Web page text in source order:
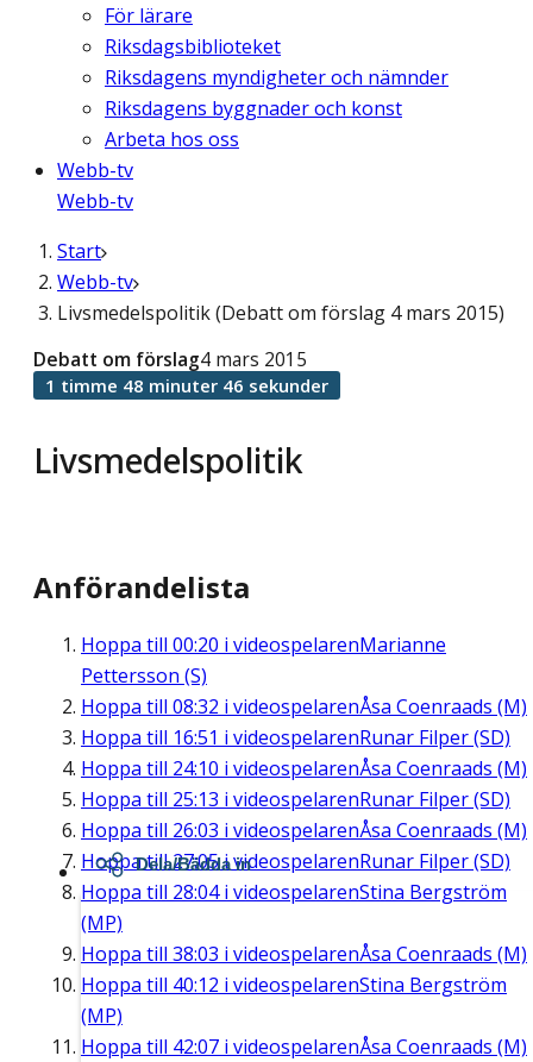
För lärare
Riksdagsbiblioteket
Riksdagens myndigheter och nämnder
Riksdagens byggnader och konst
Arbeta hos oss
Webb-tv
Webb-tv
Start
Webb-tv
Livsmedelspolitik (Debatt om förslag 4 mars 2015)
Livsmedelspolitik
Debatt om förslag4 mars 2015
1 timme 48 minuter 46 sekunder
Anförandelista
Hoppa till 00:20 i videospelarenMarianne
Pettersson (S)
Hoppa till 08:32 i videospelarenÅsa Coenraads (M)
Hoppa till 16:51 i videospelarenRunar Filper (SD)
Hoppa till 24:10 i videospelarenÅsa Coenraads (M)
Hoppa till 25:13 i videospelarenRunar Filper (SD)
Hoppa till 26:03 i videospelarenÅsa Coenraads (M)
Hoppa till27:05i videospelarenRunar Filper (SD)
Hoppa till 28:04i videospelarenStina Bergström
(MP)
Hoppa till 38:03 i videospelarenÅsa Coenraads (M)
Hoppa till 40:12 i videospelarenStina Bergström
(MP)
Hoppa till 42:07 i videospelarenÅsa Coenraads (M)
Dela/Bädda in